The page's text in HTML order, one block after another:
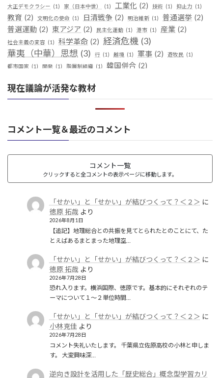
大正デモクラシー (1) 家（日本中世） (1) 工業化 (2) 技術 (1) 抑止力 (1)
教育 (2) 文明化の使命 (1) 日清戦争 (2) 明治維新 (1) 普通選挙 (2)
普選運動 (2) 東アジア (2) 民主化運動 (1) 港市 (1) 産業 (2)
社会主義の変容 (1) 科学革命 (2) 経済危機 (3)
華夷（中華）思想 (3) 行 (1) 越境 (1) 軍事 (2) 遊牧民 (1)
都市国家 (1) 開発 (1) 階層制組織 (1) 韓国併合 (2)
現在議論が活発な教材
コメント一覧＆最近のコメント
コメント一覧
クリックすると全コメントの表示ページに移動します。
「せかい」と「せかい」が結びつくって？＜２＞ に
徳原 拓哉 より
2026年8月1日
【追記】地理総合との共振を見てとられたとのことにて、た
とえばあるまとまった地理空…
「せかい」と「せかい」が結びつくって？＜２＞ に
徳原 拓哉 より
2026年7月28日
恐れ入ります。横浜国際、徳原です。基本的にそれぞれのテ
ーマについて１〜２単位時間…
「せかい」と「せかい」が結びつくって？＜２＞ に
小林克佳 より
2026年7月28日
コメント失礼いたします。 千葉県立佐原高校の小林と申しま
す。 大変興味深…
逆向き設計を活用した「歴史総合」概念型学習カリ